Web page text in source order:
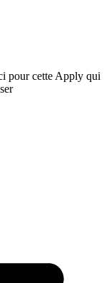
pour cette Apply qui